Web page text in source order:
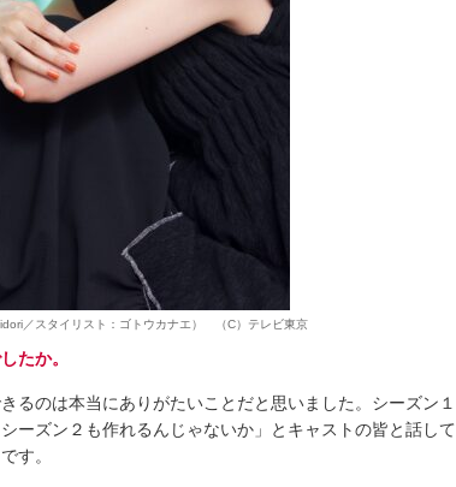
／スタイリスト：ゴトウカナエ） （C）テレビ東京
たか。
のは本当にありがたいことだと思いました。シーズン１
ーズン２も作れるんじゃないか」とキャストの皆と話して
す。